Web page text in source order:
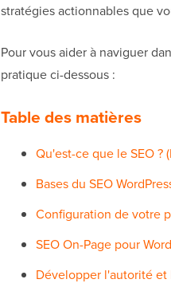
stratégies actionnables que
Pour vous aider à naviguer
pratique ci-dessous :
Table des matières
Qu'est-ce que le SEO
Bases du SEO
Configuration de votre
SEO On-Page pour
Développer l'autorité et